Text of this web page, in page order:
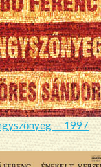
— 1997